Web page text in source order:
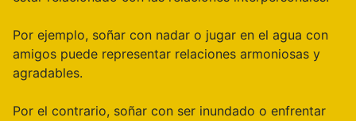
Por ejemplo, soñar con nadar o jugar en el agua con
amigos puede representar relaciones armoniosas y
agradables.
Por el contrario, soñar con ser inundado o enfrentar